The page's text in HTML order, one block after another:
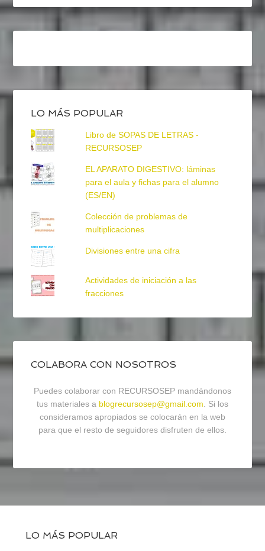
LO MÁS POPULAR
Libro de SOPAS DE LETRAS -
RECURSOSEP
EL APARATO DIGESTIVO: láminas
para el aula y fichas para el alumno
(ES/EN)
Colección de problemas de
multiplicaciones
Divisiones entre una cifra
Actividades de iniciación a las
fracciones
COLABORA CON NOSOTROS
Puedes colaborar con RECURSOSEP mandándonos
tus materiales a blogrecursosep@gmail.com. Si los
consideramos apropiados se colocarán en la web
para que el resto de seguidores disfruten de ellos.
LO MÁS POPULAR